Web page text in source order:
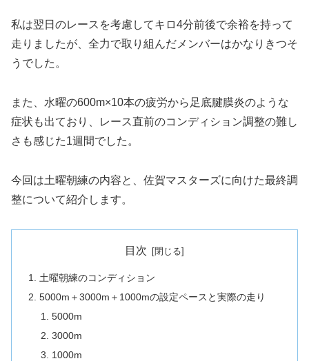
私は翌日のレースを考慮してキロ4分前後で余裕を持って
走りましたが、全力で取り組んだメンバーはかなりきつそ
うでした。
また、水曜の600m×10本の疲労から足底腱膜炎のような
症状も出ており、レース直前のコンディション調整の難し
さも感じた1週間でした。
今回は土曜朝練の内容と、佐賀マスターズに向けた最終調
整について紹介します。
目次
土曜朝練のコンディション
5000m＋3000m＋1000mの設定ペースと実際の走り
5000m
3000m
1000m